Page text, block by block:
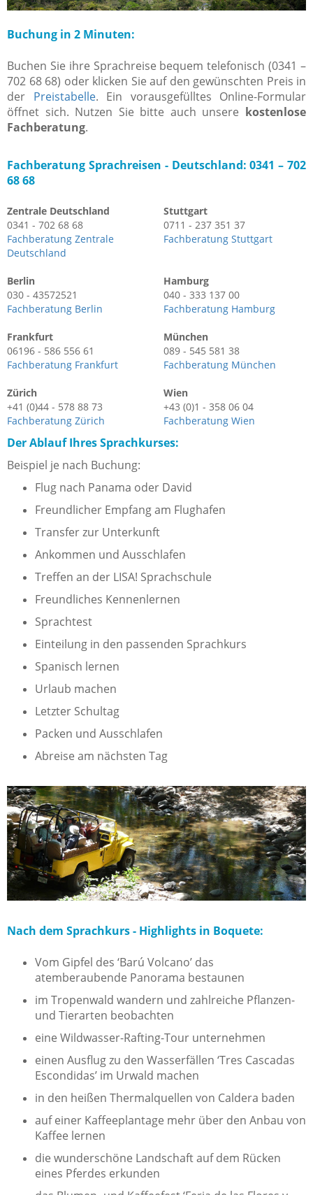
Buchung in 2 Minuten:
Buchen Sie ihre Sprachreise bequem telefonisch (0341 –
702 68 68) oder klicken Sie auf den gewünschten Preis in
der Preistabelle. Ein vorausgefülltes Online-Formular
öffnet sich. Nutzen Sie bitte auch unsere kostenlose
Fachberatung.
Fachberatung Sprachreisen - Deutschland: 0341 – 702
68 68
Zentrale Deutschland
0341 - 702 68 68
Fachberatung Zentrale
Deutschland
Stuttgart
0711 - 237 351 37
Fachberatung Stuttgart
Berlin
030 - 43572521
Fachberatung Berlin
Hamburg
040 - 333 137 00
Fachberatung Hamburg
Frankfurt
06196 - 586 556 61
Fachberatung Frankfurt
München
089 - 545 581 38
Fachberatung München
Zürich
+41 (0)44 - 578 88 73
Fachberatung Zürich
Wien
+43 (0)1 - 358 06 04
Fachberatung Wien
Der Ablauf Ihres Sprachkurses:
Beispiel je nach Buchung:
Flug nach Panama oder David
Freundlicher Empfang am Flughafen
Transfer zur Unterkunft
Ankommen und Ausschlafen
Treffen an der LISA! Sprachschule
Freundliches Kennenlernen
Sprachtest
Einteilung in den passenden Sprachkurs
Spanisch lernen
Urlaub machen
Letzter Schultag
Packen und Ausschlafen
Abreise am nächsten Tag
Nach dem Sprachkurs - Highlights in Boquete:
Vom Gipfel des ‘Barú Volcano’ das
atemberaubende Panorama bestaunen
im Tropenwald wandern und zahlreiche Pflanzen-
und Tierarten beobachten
eine Wildwasser-Rafting-Tour unternehmen
einen Ausflug zu den Wasserfällen ‘Tres Cascadas
Escondidas’ im Urwald machen
in den heißen Thermalquellen von Caldera baden
auf einer Kaffeeplantage mehr über den Anbau von
Kaffee lernen
die wunderschöne Landschaft auf dem Rücken
eines Pferdes erkunden